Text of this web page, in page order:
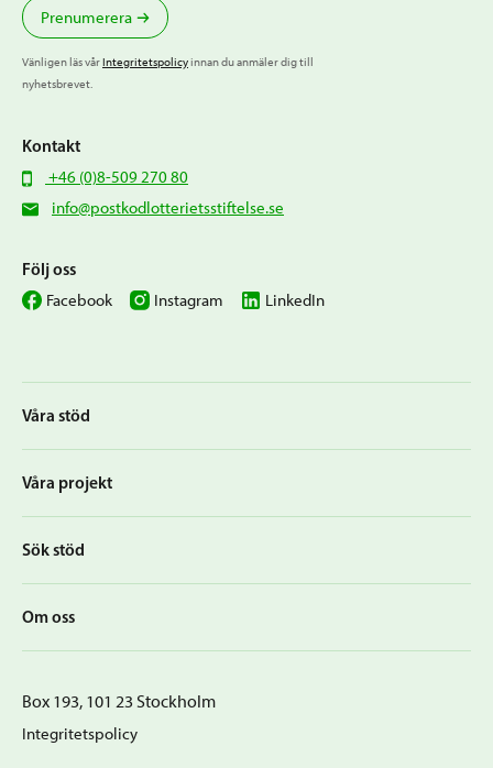
Våra stöd
Våra projekt
Sök stöd
Om oss
Prenumerera
Vänligen läs vårIntegritetspolicyinnan du anmäler dig till
nyhetsbrevet.
Kontakt
+46 (0)8-509 270 80
info@postkodlotterietsstiftelse.se
Följ oss
Facebook Instagram LinkedIn
Box 193, 101 23 Stockholm
Integritetspolicy